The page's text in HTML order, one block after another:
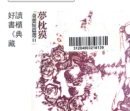
好讀
書櫃
《典
藏